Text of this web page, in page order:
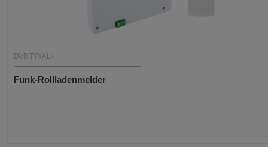
DVR TYXAL+
Funk-Rollladenmelder